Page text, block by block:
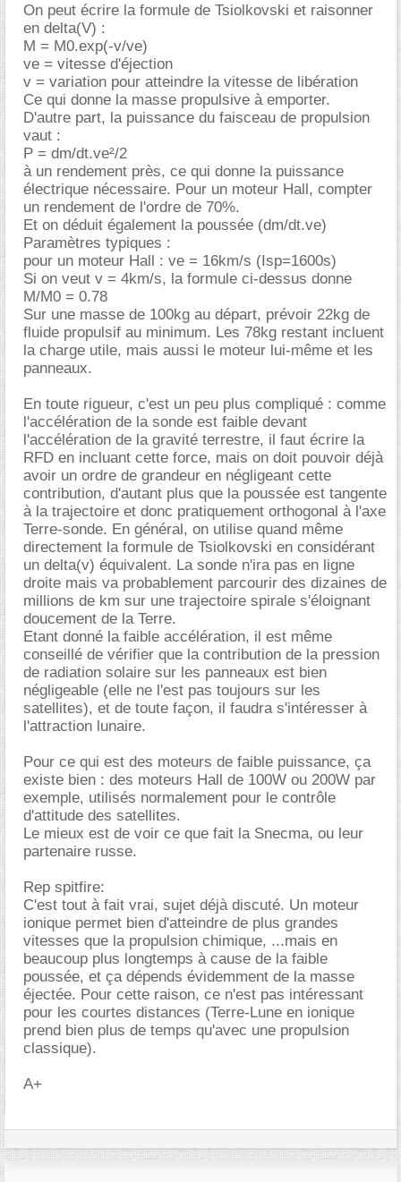
On peut écrire la formule de Tsiolkovski et raisonner
en delta(V) :
M = M0.exp(-v/ve)
ve = vitesse d'éjection
v = variation pour atteindre la vitesse de libération
Ce qui donne la masse propulsive à emporter.
D'autre part, la puissance du faisceau de propulsion
vaut :
P = dm/dt.ve²/2
à un rendement près, ce qui donne la puissance
électrique nécessaire. Pour un moteur Hall, compter
un rendement de l'ordre de 70%.
Et on déduit également la poussée (dm/dt.ve)
Paramètres typiques :
pour un moteur Hall : ve = 16km/s (Isp=1600s)
Si on veut v = 4km/s, la formule ci-dessus donne
M/M0 = 0.78
Sur une masse de 100kg au départ, prévoir 22kg de
fluide propulsif au minimum. Les 78kg restant incluent
la charge utile, mais aussi le moteur lui-même et les
panneaux.
En toute rigueur, c'est un peu plus compliqué : comme
l'accélération de la sonde est faible devant
l'accélération de la gravité terrestre, il faut écrire la
RFD en incluant cette force, mais on doit pouvoir déjà
avoir un ordre de grandeur en négligeant cette
contribution, d'autant plus que la poussée est tangente
à la trajectoire et donc pratiquement orthogonal à l'axe
Terre-sonde. En général, on utilise quand même
directement la formule de Tsiolkovski en considérant
un delta(v) équivalent. La sonde n'ira pas en ligne
droite mais va probablement parcourir des dizaines de
millions de km sur une trajectoire spirale s'éloignant
doucement de la Terre.
Etant donné la faible accélération, il est même
conseillé de vérifier que la contribution de la pression
de radiation solaire sur les panneaux est bien
négligeable (elle ne l'est pas toujours sur les
satellites), et de toute façon, il faudra s'intéresser à
l'attraction lunaire.
Pour ce qui est des moteurs de faible puissance, ça
existe bien : des moteurs Hall de 100W ou 200W par
exemple, utilisés normalement pour le contrôle
d'attitude des satellites.
Le mieux est de voir ce que fait la Snecma, ou leur
partenaire russe.
Rep spitfire:
C'est tout à fait vrai, sujet déjà discuté. Un moteur
ionique permet bien d'atteindre de plus grandes
vitesses que la propulsion chimique, ...mais en
beaucoup plus longtemps à cause de la faible
poussée, et ça dépends évidemment de la masse
éjectée. Pour cette raison, ce n'est pas intéressant
pour les courtes distances (Terre-Lune en ionique
prend bien plus de temps qu'avec une propulsion
classique).
A+